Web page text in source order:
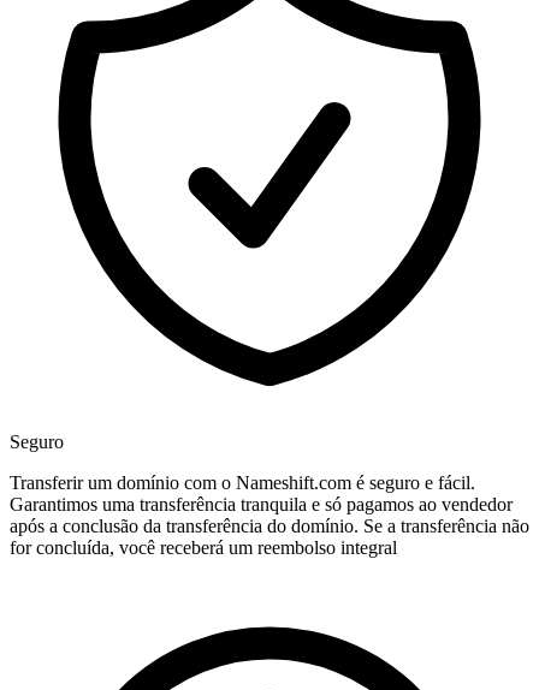
Seguro
Transferir um domínio com o Nameshift.com é seguro e fácil.
Garantimos uma transferência tranquila e só pagamos ao vendedor
após a conclusão da transferência do domínio. Se a transferência não
for concluída, você receberá um reembolso integral